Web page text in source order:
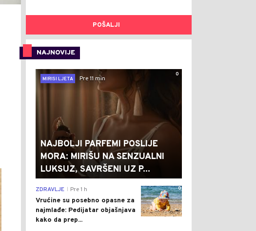
POŠALJI
NAJNOVIJE
0
MIRISI LJETA
Pre 11 min
NAJBOLJI PARFEMI POSLIJE
MORA: MIRIŠU NA SENZUALNI
LUKSUZ, SAVRŠENI UZ P...
0
ZDRAVLJE Pre 1 h
Vrućine su posebno opasne za
najmlađe: Pedijatar objašnjava
kako da prep...